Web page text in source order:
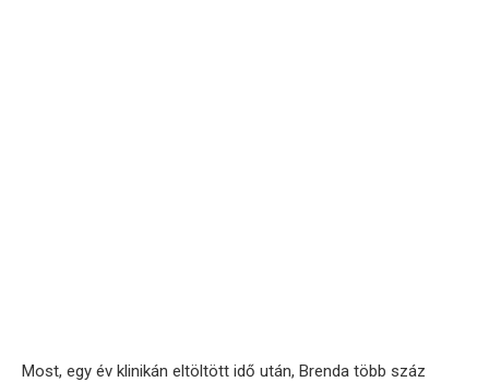
Most, egy év klinikán eltöltött idő után, Brenda több száz